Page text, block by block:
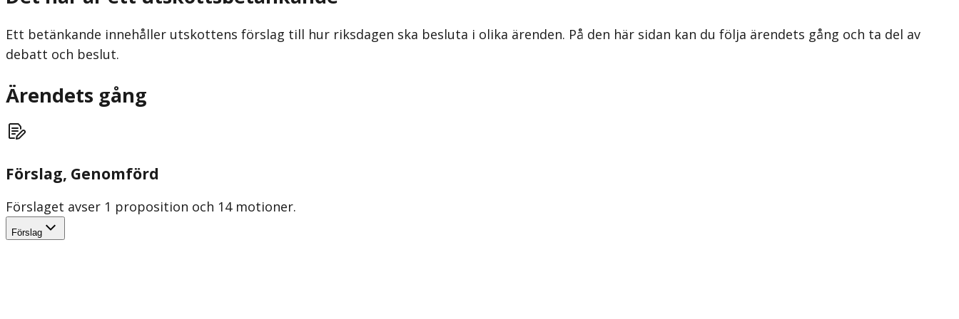
Ett betänkande innehåller utskottens förslag till hur riksdagen ska besluta i olika ärenden. På den här sidan kan du följa ärendets gång och ta del av
debatt och beslut.
Ärendets gång
Förslag, Genomförd
Förslaget avser 1 proposition och 14 motioner.
Förslag